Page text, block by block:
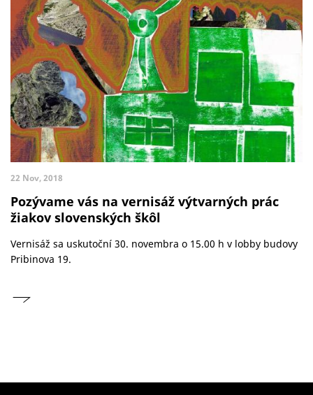
22 Nov, 2018
Pozývame vás na vernisáž výtvarných prác
žiakov slovenských škôl
Vernisáž sa uskutoční 30. novembra o 15.00 h v lobby budovy
Pribinova 19.